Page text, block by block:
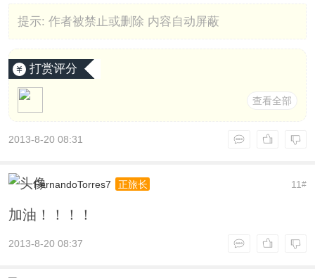
提示: 作者被禁止或删除 内容自动屏蔽
打赏评分
查看全部
2013-8-20 08:31
11#
FernandoTorres7 正旅长
加油！！！！
2013-8-20 08:37